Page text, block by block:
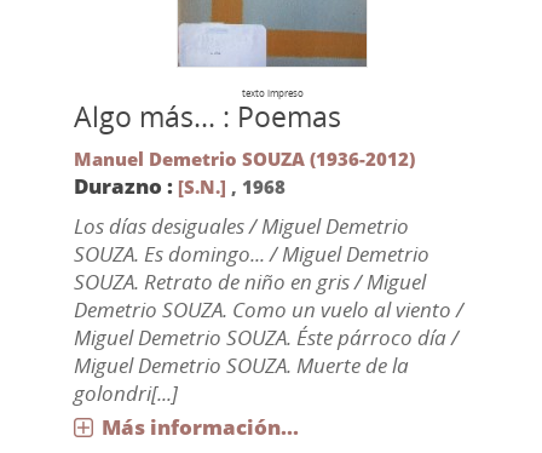
texto impreso
Algo más... : Poemas
Manuel Demetrio SOUZA (1936-2012)
Durazno : [S.N.] , 1968
Los días desiguales / Miguel Demetrio
SOUZA. Es domingo... / Miguel Demetrio
SOUZA. Retrato de niño en gris / Miguel
Demetrio SOUZA. Como un vuelo al viento /
Miguel Demetrio SOUZA. Éste párroco día /
Miguel Demetrio SOUZA. Muerte de la
golondri[...]
Más información...